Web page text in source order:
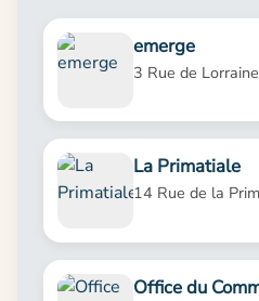
emerge
3 Rue de
La Primatiale
14 Rue de la
Office du